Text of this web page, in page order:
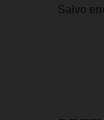
Salvo